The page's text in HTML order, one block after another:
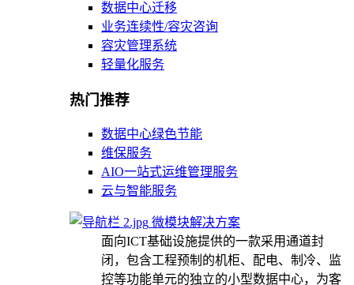
数据中心迁移
业务连续性/容灾咨询
容灾管理系统
轻量化服务
热门推荐
数据中心绿色节能
维保服务
AIO一站式运维管理服务
云与智能服务
微模块解决方案
面向ICT基础设施提供的一款采用通道封
闭，包含工程预制的机柜、配电、制冷、监
控等功能单元的独立的小型数据中心，为客